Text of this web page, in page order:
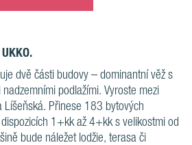
dvě části budovy – dominantní věž s
podlažími. Vyroste mezi
Líšeňská. Přinese 183 bytových
1+kk až 4+kk s velikostmi od
bude náležet lodžie, terasa či